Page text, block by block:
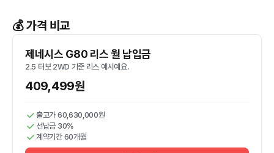
💰 가격 비교
제네시스 G80 리스 월 납입금
2.5 터보 2WD 기준 리스 예시예요.
409,499원
출고가 60,630,000원
선납금 30%
계약기간 60개월